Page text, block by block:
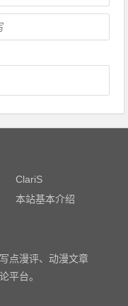
ClariS
本站基本介绍
点漫评、动漫文章
平台。